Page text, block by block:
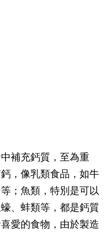
補充鈣質，至為重
，像乳類食品，如牛
；魚類，特別是可以
、蚌類等，都是鈣質
愛的食物，由於製造